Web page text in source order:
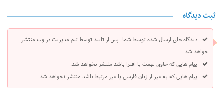
ثبت دیدگاه
دیدگاه های ارسال شده توسط شما، پس از تایید توسط تیم مدیریت در وب منتشر
خواهد شد.
پیام هایی که حاوی تهمت یا افترا باشد منتشر نخواهد شد.
پیام هایی که به غیر از زبان فارسی یا غیر مرتبط باشد منتشر نخواهد شد.